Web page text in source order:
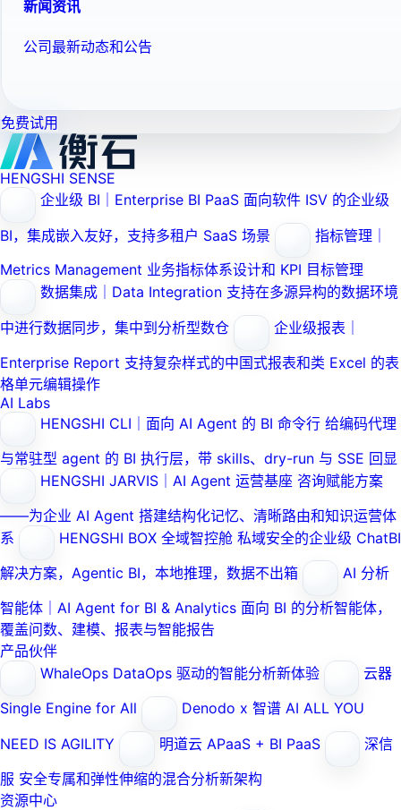
新闻资讯
公司最新动态和公告
免费试用
HENGSHI SENSE
企业级 BI｜Enterprise BI PaaS 面向软件 ISV 的企业级
BI，集成嵌入友好，支持多租户 SaaS 场景
指标管理｜
Metrics Management 业务指标体系设计和 KPI 目标管理
数据集成｜Data Integration 支持在多源异构的数据环境
中进行数据同步，集中到分析型数仓
企业级报表｜
Enterprise Report 支持复杂样式的中国式报表和类 Excel 的表
格单元编辑操作
AI Labs
HENGSHI CLI｜面向 AI Agent 的 BI 命令行 给编码代理
与常驻型 agent 的 BI 执行层，带 skills、dry-run 与 SSE 回显
HENGSHI JARVIS｜AI Agent 运营基座 咨询赋能方案
——为企业 AI Agent 搭建结构化记忆、清晰路由和知识运营体
系
HENGSHI BOX 全域智控舱 私域安全的企业级 ChatBI
解决方案，Agentic BI，本地推理，数据不出箱
AI 分析
智能体｜AI Agent for BI & Analytics 面向 BI 的分析智能体，
覆盖问数、建模、报表与智能报告
产品伙伴
WhaleOps DataOps 驱动的智能分析新体验
云器
Single Engine for All
Denodo x 智谱 AI ALL YOU
NEED IS AGILITY
明道云 APaaS + BI PaaS
深信
服 安全专属和弹性伸缩的混合分析新架构
资源中心